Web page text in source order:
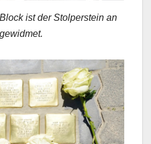
ist der Stolperstein an